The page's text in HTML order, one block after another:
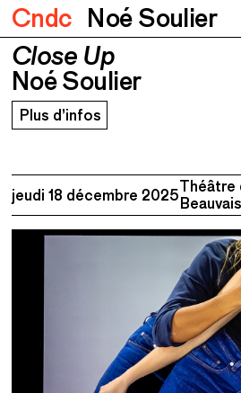
Cndc Noé Soulier
Close Up
Noé Soulier
Close Up
Noé Soulier
Plus d’infos
jeudi 18 décembre 2025Théâtre